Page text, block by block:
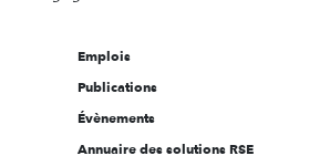
Emplois
Publications
Évènements
Annuaire des solutions RSE